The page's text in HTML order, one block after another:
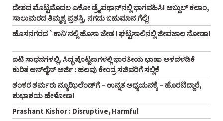
ದೇಶದ ಮೊಟ್ಟಮೊದಲ ಎಕೋ ಡ್ರೈವಥಾನ್‌ನಲ್ಲಿ ಭಾಗವಹಿಸಿ! ಅಬ್ದುಲ್‌ ಕಲಾಂ,
ಸಾಲುಮರದ ತಿಮ್ಮಕ್ಕ ಪ್ರಶಸ್ತಿ, ನಗದು ಬಹುಮಾನ ಗೆಲ್ಲಿ!
ಹೊಸನಗರದ `ಕಾನಿ’ನಲ್ಲಿ ಹೊಸಾ ಜೇಡ ! ಘಟ್ಟಸಾಲಿನಲ್ಲಿ ಜೀವಜಾಲ ನೋಡಾ!
ಐಟಿ ಸಾಧನಗಳಲ್ಲಿ, ಸಿದ್ಧ ಪೊಟ್ಟಣಗಳಲ್ಲಿ ಭಾರತೀಯ ಭಾಷಾ ಅಳವಳಡಿಕೆ
ಕುರಿತ ಆನ್‌ಲೈನ್‌ ಅರ್ಜಿ : ಹಲವು ಕೇಂದ್ರ ಸಚಿವರಿಗೆ ಸಲ್ಲಿಕೆ
ಶಂಕರ ಶರ್ಮರು ನ್ಯೂಝಿಲೆಂಡ್‌ಗೆ – ಉನ್ನತ ಅಧ್ಯಯನಕ್ಕೆ – ಹೊರಟಿದ್ದಾರೆ,
ಶುಭಾಶಯ ಹೇಳೋಣ!
Prashant Kishor : Disruptive, Harmful